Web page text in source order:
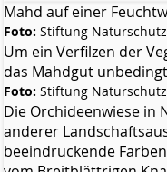
Mahd auf einer
Foto:Stiftung Naturschutz
Um ein Verfilzen der
das Mahdgut
Foto:Stiftung Naturschutz
Die Orchideenwiese in
anderer
beeindruckende